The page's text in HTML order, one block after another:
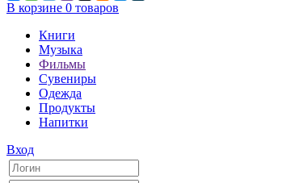
В корзине 0 товаров
Книги
Музыка
Фильмы
Сувениры
Одежда
Продукты
Напитки
Вход